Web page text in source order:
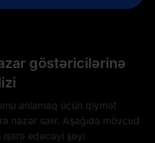
göstəricilərinə
anlamaq üçün qiymət
nəzər salır. Aşağıda mövcud
edəcəyi şeyi